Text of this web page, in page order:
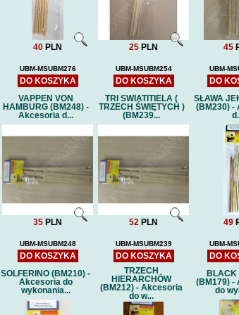
40 PLN
UBM-MSUBM276
DO KOSZYKA
25 PLN
UBM-MSUBM254
DO KOSZYKA
45
UBM-
DO
VAPPEN VON
HAMBURG (BM248) -
Akcesoria d...
35 PLN
UBM-MSUBM248
DO KOSZYKA
TRI SWIATITIELA (
TRZECH ŚWIĘTYCH )
(BM239...
52 PLN
UBM-MSUBM239
DO KOSZYKA
SŁAWA
(BM230) -
49
UBM-
DO
SOLFERINO (BM210) -
Akcesoria do
wykonania...
TRZECH
HIERARCHÓW
(BM212) - Akcesoria
do w...
BLACK
(BM179) -
do
kadłuba wycięte laserowo
CLASS )- detale
laserowo